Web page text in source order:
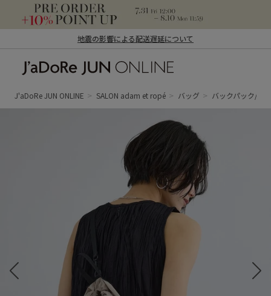
地震の影響による配送遅延について
ン オンライン）
J'aDoRe JUN ONLINE SALON adam et ropé バッグ バックパック/リ